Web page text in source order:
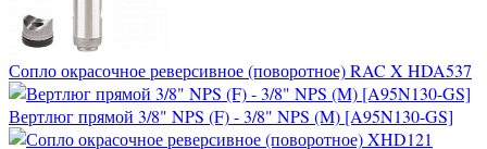
Сопло окрасочное реверсивное (поворотное) RAC X HDA537
Вертлюг прямой 3/8" NPS (F) - 3/8" NPS (M) [A95N130-GS]